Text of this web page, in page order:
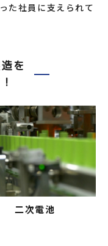
た社員に支えられて
を
二次電池